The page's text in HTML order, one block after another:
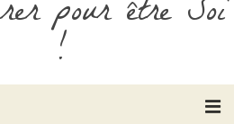
pour être Soi
!